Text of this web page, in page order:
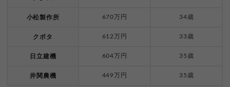
小松製作所 670万円 34歳
クボタ 612万円 33歳
日立建機 604万円 35歳
井関農機 449万円 35歳